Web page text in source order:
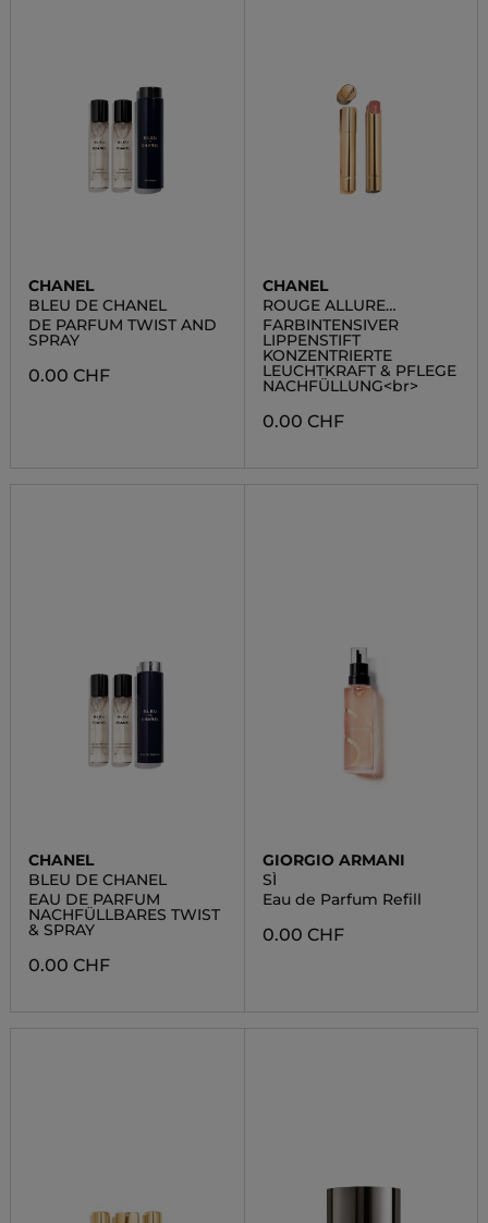
CHANEL
BLEU DE CHANEL
DE PARFUM TWIST AND
SPRAY
0.00 CHF
CHANEL
ROUGE ALLURE
L'EXTRAIT REFILL
FARBINTENSIVER
LIPPENSTIFT
KONZENTRIERTE
LEUCHTKRAFT & PFLEGE
NACHFÜLLUNG<br>
0.00 CHF
CHANEL
BLEU DE CHANEL
EAU DE PARFUM
NACHFÜLLBARES TWIST
& SPRAY
0.00 CHF
GIORGIO ARMANI
SÌ
Eau de Parfum Refill
0.00 CHF